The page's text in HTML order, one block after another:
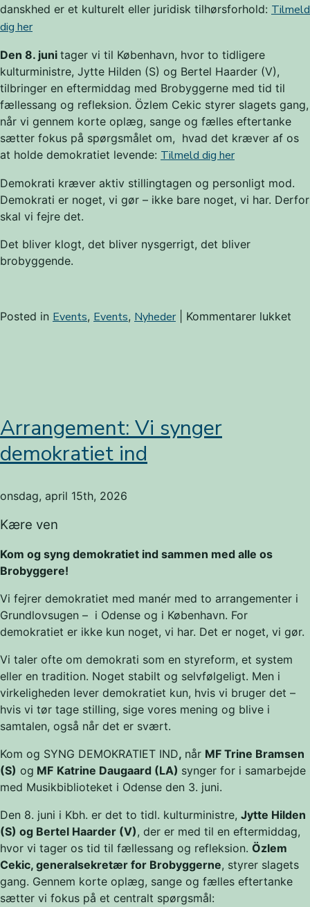
danskhed er et kulturelt eller juridisk tilhørsforhold: Tilmeld
dig her
Den 8. juni tager vi til København, hvor to tidligere
kulturministre, Jytte Hilden (S) og Bertel Haarder (V),
tilbringer en eftermiddag med Brobyggerne med tid til
fællessang og refleksion. Özlem Cekic styrer slagets gang,
når vi gennem korte oplæg, sange og fælles eftertanke
sætter fokus på spørgsmålet om, hvad det kræver af os
at holde demokratiet levende: Tilmeld dig her
Demokrati kræver aktiv stillingtagen og personligt mod.
Demokrati er noget, vi gør – ikke bare noget, vi har. Derfor
skal vi fejre det.
Det bliver klogt, det bliver nysgerrigt, det bliver
brobyggende.
Posted in Events, Events, Nyheder Kommentarer lukket
Arrangement: Vi synger
demokratiet ind
onsdag, april 15th, 2026
Kære ven
Kom og syng demokratiet ind sammen med alle os
Brobyggere!
Vi fejrer demokratiet med manér med to arrangementer i
Grundlovsugen – i Odense og i København. For
demokratiet er ikke kun noget, vi har. Det er noget, vi gør.
Vi taler ofte om demokrati som en styreform, et system
eller en tradition. Noget stabilt og selvfølgeligt. Men i
virkeligheden lever demokratiet kun, hvis vi bruger det –
hvis vi tør tage stilling, sige vores mening og blive i
samtalen, også når det er svært.
Kom og SYNG DEMOKRATIET IND, når MF Trine Bramsen
(S) og MF Katrine Daugaard (LA) synger for i samarbejde
med Musikbiblioteket i Odense den 3. juni.
Den 8. juni i Kbh. er det to tidl. kulturministre, Jytte Hilden
(S) og Bertel Haarder (V), der er med til en eftermiddag,
hvor vi tager os tid til fællessang og refleksion. Özlem
Cekic, generalsekretær for Brobyggerne, styrer slagets
gang. Gennem korte oplæg, sange og fælles eftertanke
sætter vi fokus på et centralt spørgsmål: